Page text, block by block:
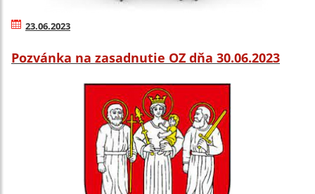
23.06.2023
Pozvánka na zasadnutie OZ dňa 30.06.2023